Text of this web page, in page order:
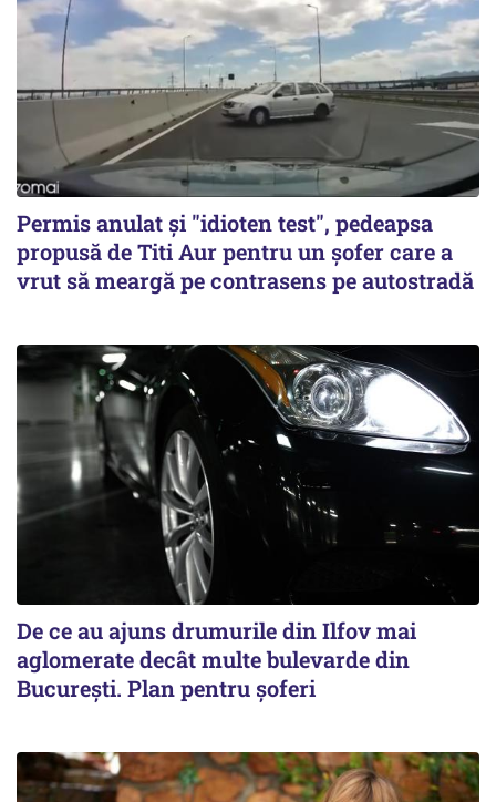
Permis anulat şi "idioten test", pedeapsa
propusă de Titi Aur pentru un şofer care a
vrut să meargă pe contrasens pe autostradă
De ce au ajuns drumurile din Ilfov mai
aglomerate decât multe bulevarde din
București. Plan pentru șoferi